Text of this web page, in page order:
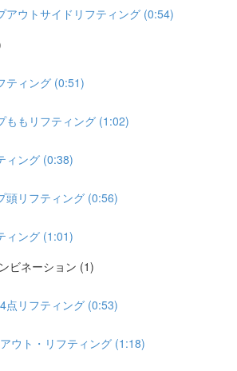
アウトサイドリフティング (0:54)
ティング (0:51)
ももリフティング (1:02)
ィング (0:38)
頭リフティング (0:56)
ィング (1:01)
ビネーション (1)
点リフティング (0:53)
ウト・リフティング (1:18)